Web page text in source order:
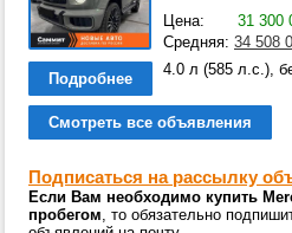
Цена: 31 300
Средняя: 34 508
Подробнее
4.0 л (585 л.с.),
Смотреть все объявления
Подписаться на рассылку
Если Вам необходимо купить
пробегом, то обязательно